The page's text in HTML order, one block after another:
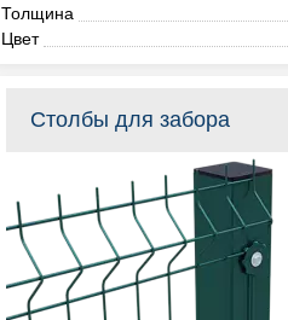
Толщина
Цвет
Столбы для забора